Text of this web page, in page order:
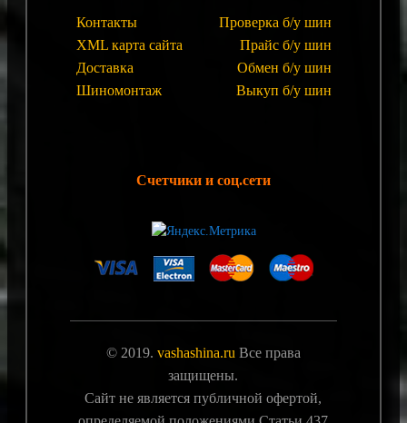
Контакты
XML карта сайта
Доставка
Шиномонтаж
Проверка б/у шин
Прайс б/у шин
Обмен б/у шин
Выкуп б/у шин
Счетчики и соц.сети
© 2019. vashashina.ru Все права
защищены.
Сайт не является публичной офертой,